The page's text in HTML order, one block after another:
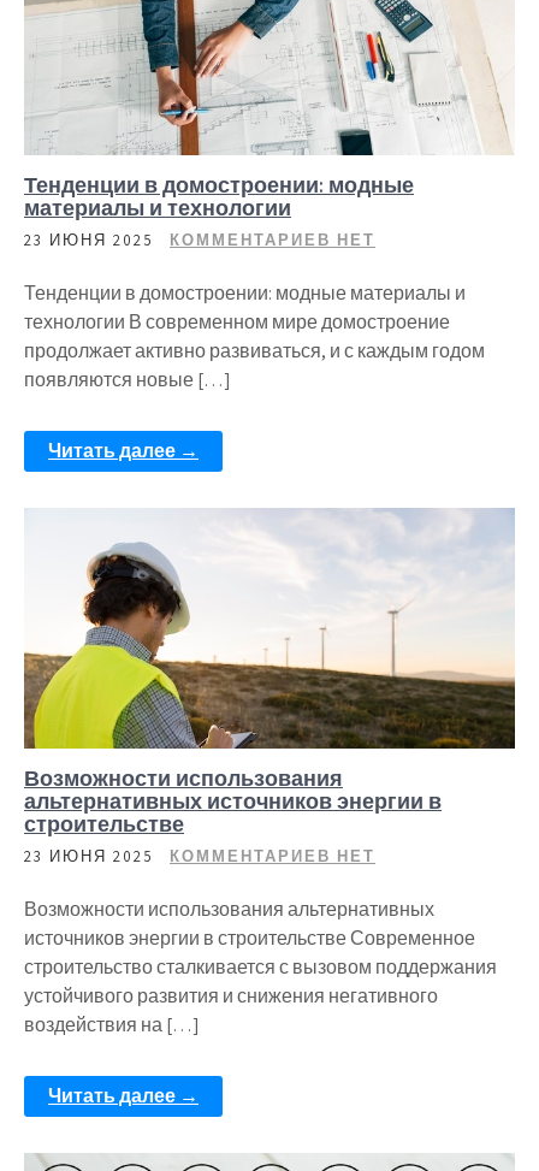
Тенденции в домостроении: модные
материалы и технологии
23 ИЮНЯ 2025 КОММЕНТАРИЕВ НЕТ
Тенденции в домостроении: модные материалы и
технологии В современном мире домостроение
продолжает активно развиваться, и с каждым годом
появляются новые […]
Читать далее →
Возможности использования
альтернативных источников энергии в
строительстве
23 ИЮНЯ 2025 КОММЕНТАРИЕВ НЕТ
Возможности использования альтернативных
источников энергии в строительстве Современное
строительство сталкивается с вызовом поддержания
устойчивого развития и снижения негативного
воздействия на […]
Читать далее →